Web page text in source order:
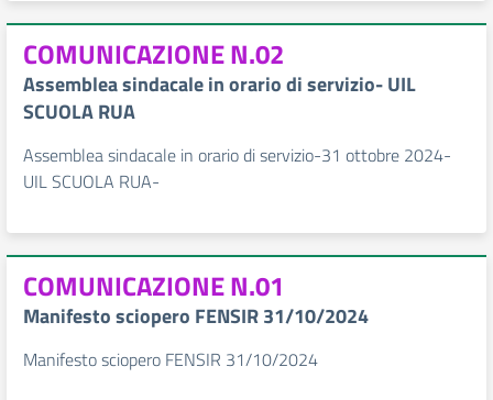
COMUNICAZIONE N.02
Assemblea sindacale in orario di servizio- UIL
SCUOLA RUA
Assemblea sindacale in orario di servizio-31 ottobre 2024-
UIL SCUOLA RUA-
COMUNICAZIONE N.01
Manifesto sciopero FENSIR 31/10/2024
Manifesto sciopero FENSIR 31/10/2024